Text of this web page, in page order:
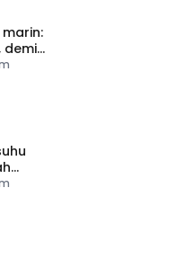
demi